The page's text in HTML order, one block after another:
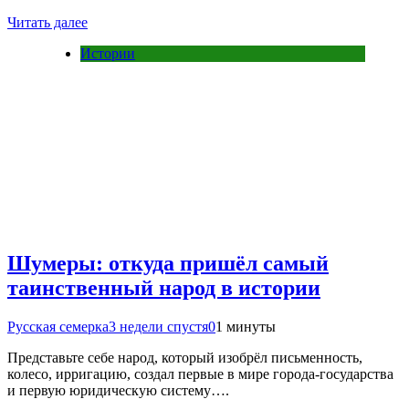
Читать далее
Истории
Шумеры: откуда пришёл самый
таинственный народ в истории
Русская семерка3 недели спустя01 минуты
Представьте себе народ, который изобрёл письменность,
колесо, ирригацию, создал первые в мире города-государства
и первую юридическую систему….